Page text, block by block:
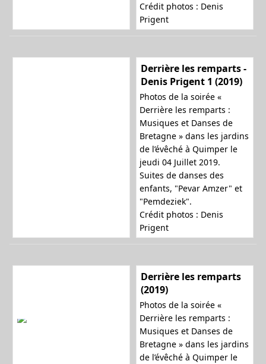
Crédit photos : Denis
Prigent
Derrière les remparts -
Denis Prigent 1 (2019)
Photos de la soirée «
Derrière les remparts :
Musiques et Danses de
Bretagne » dans les jardins
de l’évêché à Quimper le
jeudi 04 Juillet 2019.
Suites de danses des
enfants, "Pevar Amzer" et
"Pemdeziek".
Crédit photos : Denis
Prigent
Derrière les remparts
(2019)
Photos de la soirée «
Derrière les remparts :
Musiques et Danses de
Bretagne » dans les jardins
de l’évêché à Quimper le